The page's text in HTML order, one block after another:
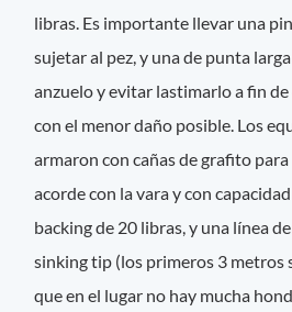
libras. Es importante llevar una
sujetar al pez, y una de punta
anzuelo y evitar lastimarlo a fin
con el menor daño posible. Los
armaron con cañas de grafito para
acorde con la vara y con
backing de 20 libras, y una línea
sinking tip (los primeros 3 metros
que en el lugar no hay mucha